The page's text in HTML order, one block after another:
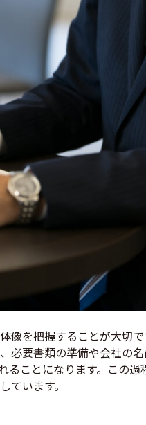
像を把握することが大切
必要書類の準備や会社の
ることになります。この過
います。